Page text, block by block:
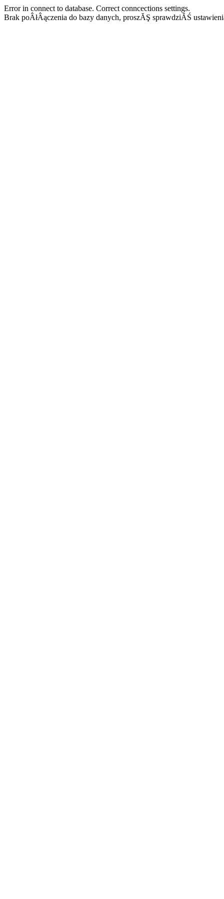
Error in connect to database. Correct conncections settings.
Brak poÂłÂączenia do bazy danych, proszĂŞ sprawdziĂŚ